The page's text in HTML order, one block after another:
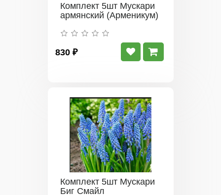
Комплект 5шт Мускари
армянский (Арменикум)
830 ₽
Комплект 5шт Мускари
Биг Смайл